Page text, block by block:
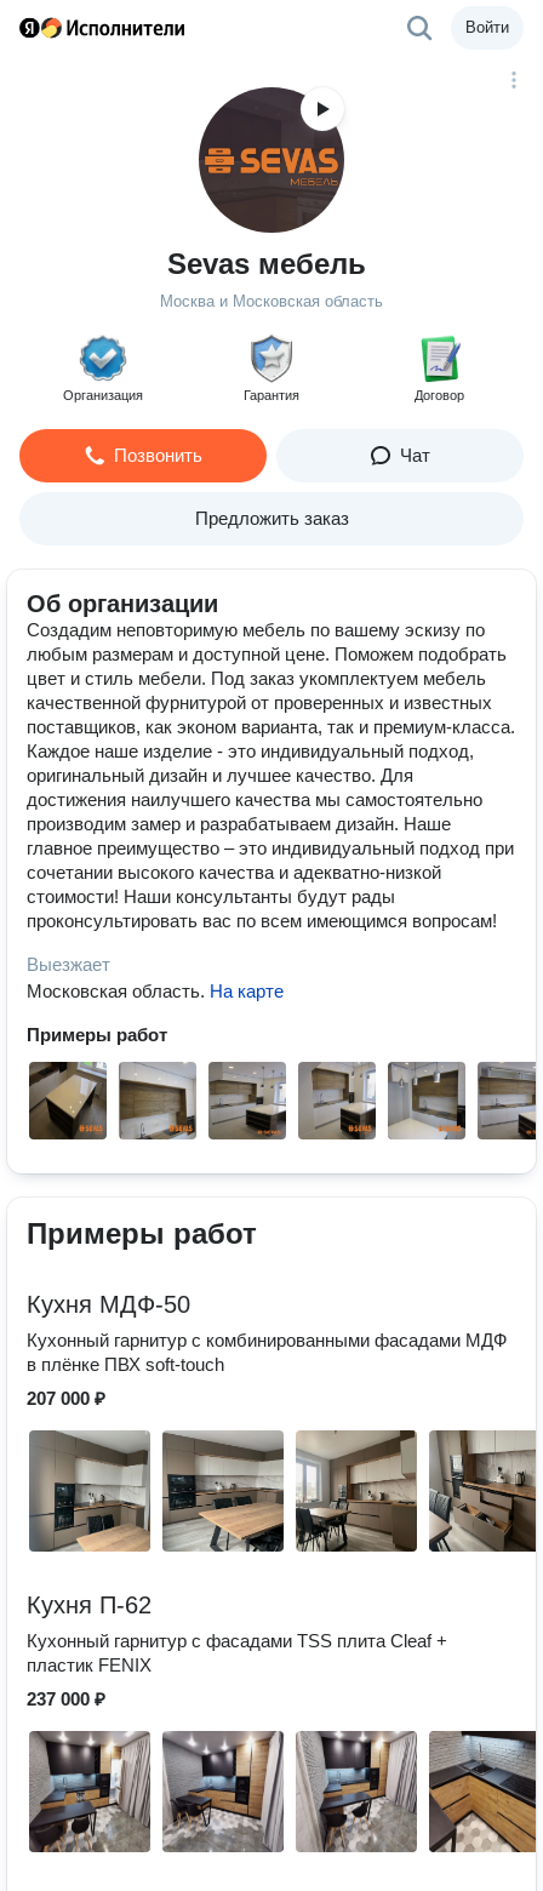
Войти
Sevas мебель
Москва и Московская область
Организация Гарантия Договор
Позвонить Чат
Предложить заказ
Об организации
Создадим неповторимую мебель по вашему эскизу по
любым размерам и доступной цене. Поможем подобрать
цвет и стиль мебели. Под заказ укомплектуем мебель
качественной фурнитурой от проверенных и известных
поставщиков, как эконом варианта, так и премиум-класса.
Каждое наше изделие - это индивидуальный подход,
оригинальный дизайн и лучшее качество. Для
достижения наилучшего качества мы самостоятельно
производим замер и разрабатываем дизайн. Наше
главное преимущество – это индивидуальный подход при
сочетании высокого качества и адекватно-низкой
стоимости! Наши консультанты будут рады
проконсультировать вас по всем имеющимся вопросам!
Выезжает
Московская область. На карте
Примеры работ
Примеры работ
Кухня МДФ-50
Кухонный гарнитур с комбинированными фасадами МДФ
в плёнке ПВХ soft-touch
207 000 ₽
Кухня П-62
Кухонный гарнитур с фасадами TSS плита Cleaf +
пластик FENIX
237 000 ₽